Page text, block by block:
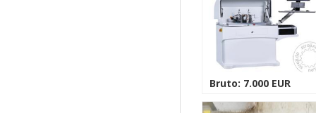
Bruto: 7.000 EUR